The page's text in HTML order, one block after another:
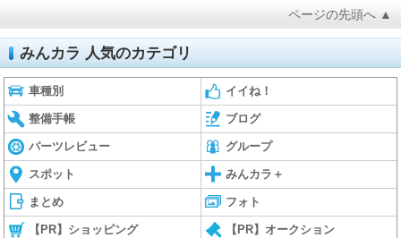
ページの先頭へ ▲
みんカラ 人気のカテゴリ
車種別 イイね！
整備手帳 ブログ
パーツレビュー グループ
スポット みんカラ＋
まとめ フォト
【PR】ショッピング 【PR】オークション